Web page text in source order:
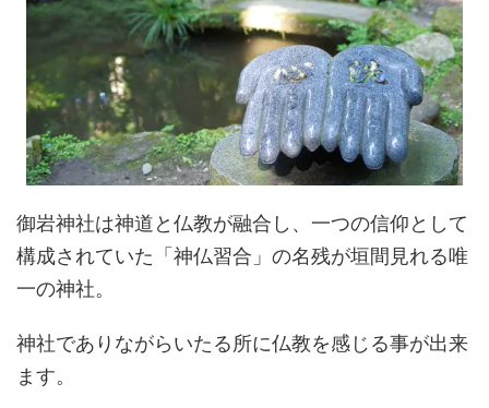
御岩神社は神道と仏教が融合し、一つの信仰として
構成されていた「神仏習合」の名残が垣間見れる唯
一の神社。
神社でありながらいたる所に仏教を感じる事が出来
ます。